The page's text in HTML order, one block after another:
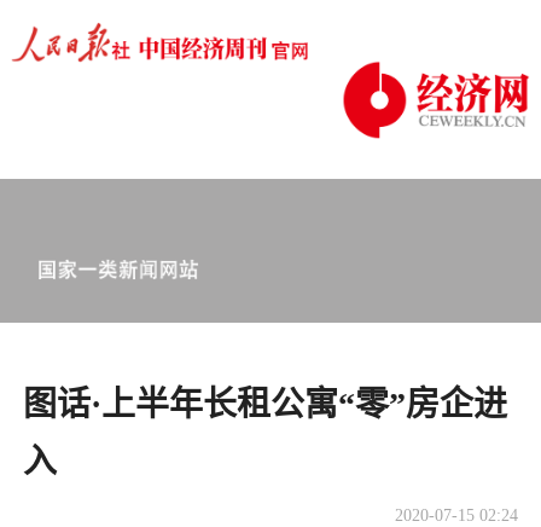
图话·上半年长租公寓“零”房企进
入
2020-07-15 02:24